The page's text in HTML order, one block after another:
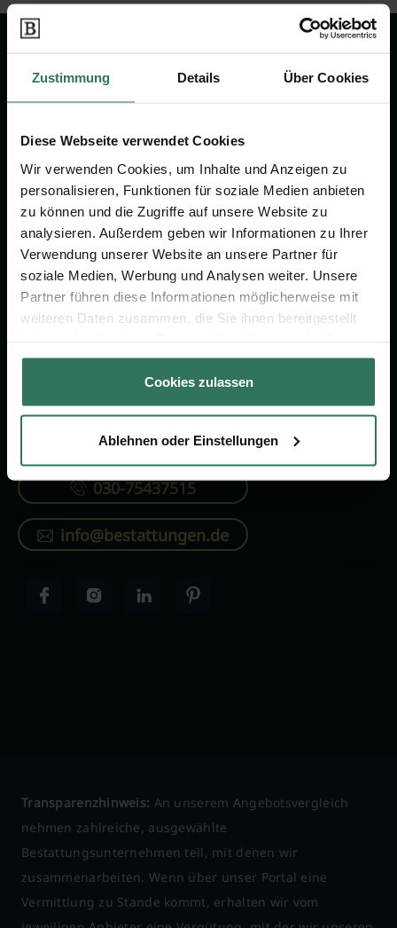
Zustimmung Details Über Cookies
Diese Webseite verwendet Cookies
Wir verwenden Cookies, um Inhalte und Anzeigen zu
personalisieren, Funktionen für soziale Medien anbieten
zu können und die Zugriffe auf unsere Website zu
analysieren. Außerdem geben wir Informationen zu Ihrer
Verwendung unserer Website an unsere Partner für
soziale Medien, Werbung und Analysen weiter. Unsere
Partner führen diese Informationen möglicherweise mit
weiteren Daten zusammen, die Sie ihnen bereitgestellt
gesammelt haben.
Cookies zulassen
Ablehnen oder Einstellungen
Wir sind Ihr Ansprechpartner rund
Vorsorge.
Jetzt beraten lassen
FÜR SIE
Vergleich
Verzeichnis
FÜR BESTATTER
Online-Portal
KONTAKTIEREN SIE UNS
030-75437515
info@bestattungen.de
Transparenzhinweis: An unserem Angebotsvergleich
nehmen zahlreiche, ausgewählte
Bestattungsunternehmen teil, mit denen wir
zusammenarbeiten. Wenn über unser Portal eine
Vermittlung zu Stande kommt, erhalten wir vom